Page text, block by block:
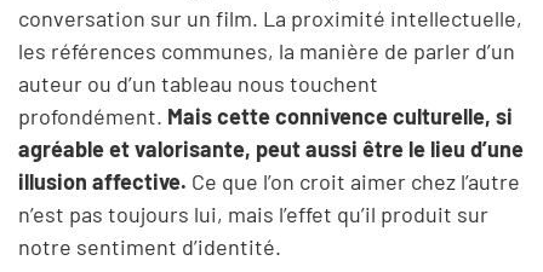
conversation sur un film. La proximité intellectuelle,
les références communes, la manière de parler d’un
auteur ou d’un tableau nous touchent
profondément. Mais cette connivence culturelle, si
agréable et valorisante, peut aussi être le lieu d’une
illusion affective. Ce que l’on croit aimer chez l’autre
n’est pas toujours lui, mais l’effet qu’il produit sur
notre sentiment d’identité.